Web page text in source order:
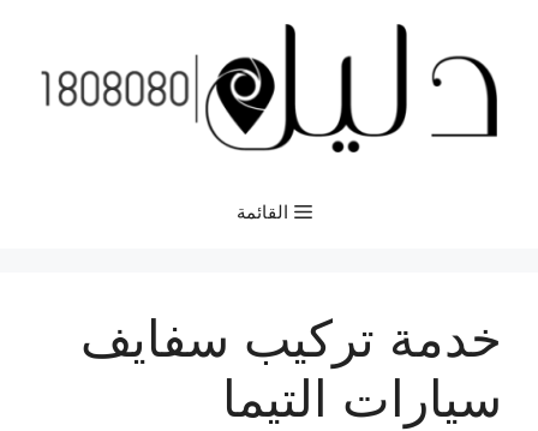
المحتوى
القائمة
خدمة تركيب سفايف
سيارات التيما